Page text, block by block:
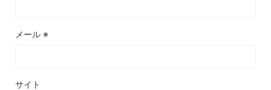
メール ※
サイト